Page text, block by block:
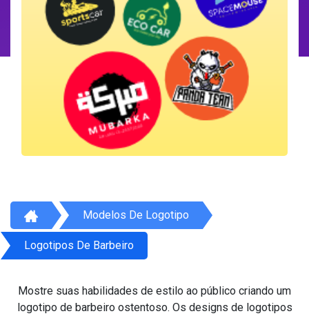
Modelos De Logotipo
Logotipos De Barbeiro
Mostre suas habilidades de estilo ao público criando um
logotipo de barbeiro ostentoso. Os designs de logotipos